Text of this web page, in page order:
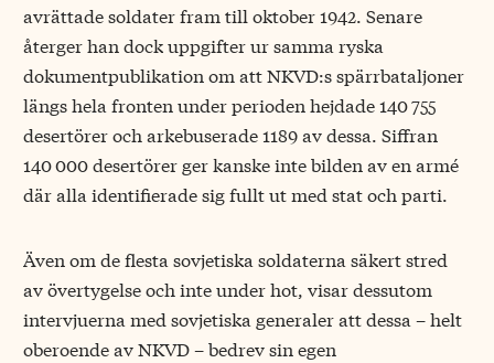
avrättade soldater fram till oktober 1942. Senare
återger han dock uppgifter ur samma ryska
dokumentpublikation om att NKVD:s spärrbataljoner
längs hela fronten under perioden hejdade 140 755
desertörer och arkebuserade 1189 av dessa. Siffran
140 000 desertörer ger kanske inte bilden av en armé
där alla identifierade sig fullt ut med stat och parti.
Även om de flesta sovjetiska soldaterna säkert stred
av övertygelse och inte under hot, visar dessutom
intervjuerna med sovjetiska generaler att dessa – helt
oberoende av NKVD – bedrev sin egen